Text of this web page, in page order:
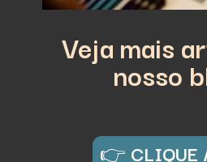
Veja mais
nosso
👉 CLIQUE